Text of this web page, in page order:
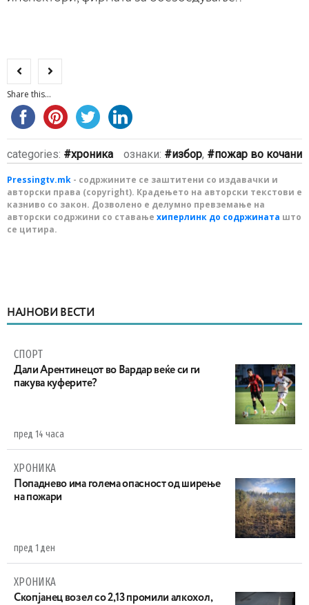
Share this...
categories: хроника ознаки: избор, пожар во кочани
Pressingtv.mk - содржините се заштитени со издавачки и
авторски права (copyright). Крадењето на авторски текстови е
казниво со закон. Дозволено е делумно превземање на
авторски содржини со ставање хиперлинк до содржината што
се цитира.
НАЈНОВИ ВЕСТИ
СПОРТ
Дали Арентинецот во Вардар веќе си ги
пакува куферите?
пред 14 часа
ХРОНИКА
Попаднево има голема опасност од ширење
на пожари
пред 1 ден
ХРОНИКА
Скопјанец возел со 2,13 промили алкохол,